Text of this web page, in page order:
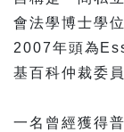
會法學博士學
2007年頭為
基百科仲裁委
一名曾經獲得